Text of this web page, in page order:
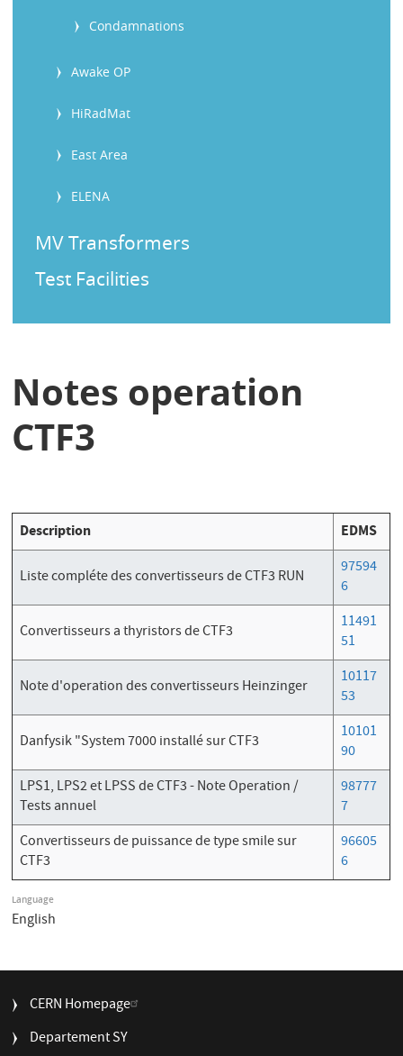
Condamnations
Awake OP
HiRadMat
East Area
ELENA
MV Transformers
Test Facilities
Notes operation
CTF3
Description EDMS
Liste compléte des convertisseurs de CTF3 RUN
97594
6
Convertisseurs a thyristors de CTF3
11491
51
Note d'operation des convertisseurs Heinzinger
10117
53
Danfysik "System 7000 installé sur CTF3
10101
90
LPS1, LPS2 et LPSS de CTF3 - Note Operation /
Tests annuel
98777
7
Convertisseurs de puissance de type smile sur
CTF3
96605
6
Language
English
FOOTER
CERN Homepage
Departement SY